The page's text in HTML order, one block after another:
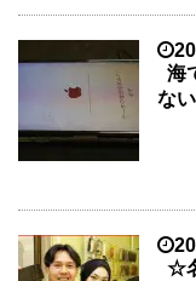
海
な
☆